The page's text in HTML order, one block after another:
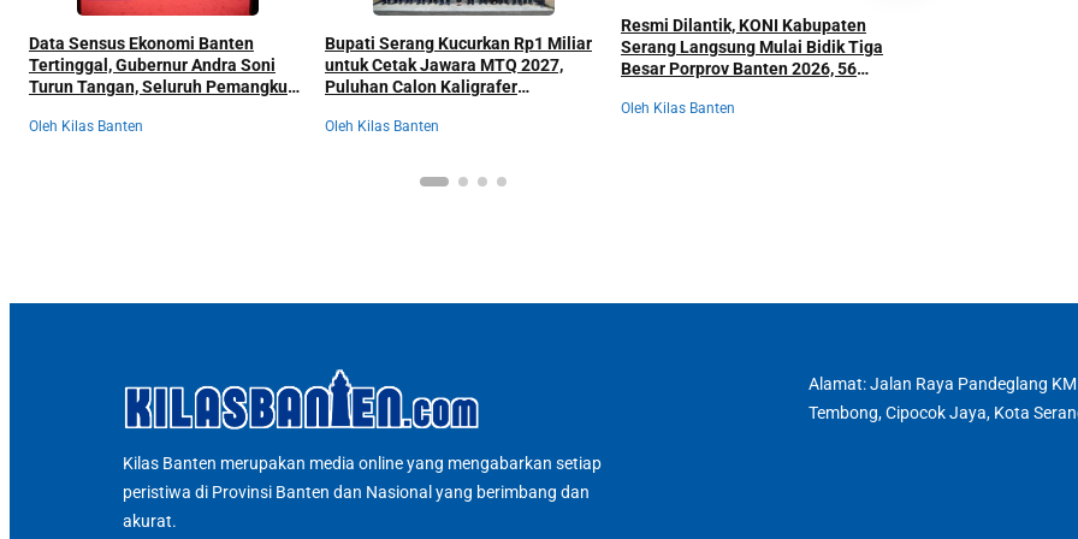
Data Sensus Ekonomi Banten
Tertinggal, Gubernur Andra Soni
Turun Tangan, Seluruh Pemangku
Dikumpulkan
Oleh Kilas Banten
Bupati Serang Kucurkan Rp1 Miliar
untuk Cetak Jawara MTQ 2027,
Puluhan Calon Kaligrafer
Oleh Kilas Banten
Resmi Dilantik, KONI Kabupaten
Serang Langsung Mulai Bidik Tiga
Besar Porprov Banten 2026, 56
Oleh Kilas Banten
Kilas Banten merupakan media online yang mengabarkan setiap
peristiwa di Provinsi Banten dan Nasional yang berimbang dan
akurat.
Alamat: Jalan Raya Pandeglang
Tembong, Cipocok Jaya, Kota